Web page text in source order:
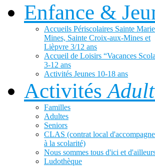
Enfance &
Accueils Périscolaires Sainte
Mines, Sainte Croix-aux-Mines et
Lièpvre 3/12 ans
Accueil de Loisirs “Vacances
3-12 ans
Activités Jeunes 10-18 ans
Activités
Familles
Adultes
Seniors
CLAS (contrat local
à la scolarité)
Nous sommes tous d'ici et
Ludothèque